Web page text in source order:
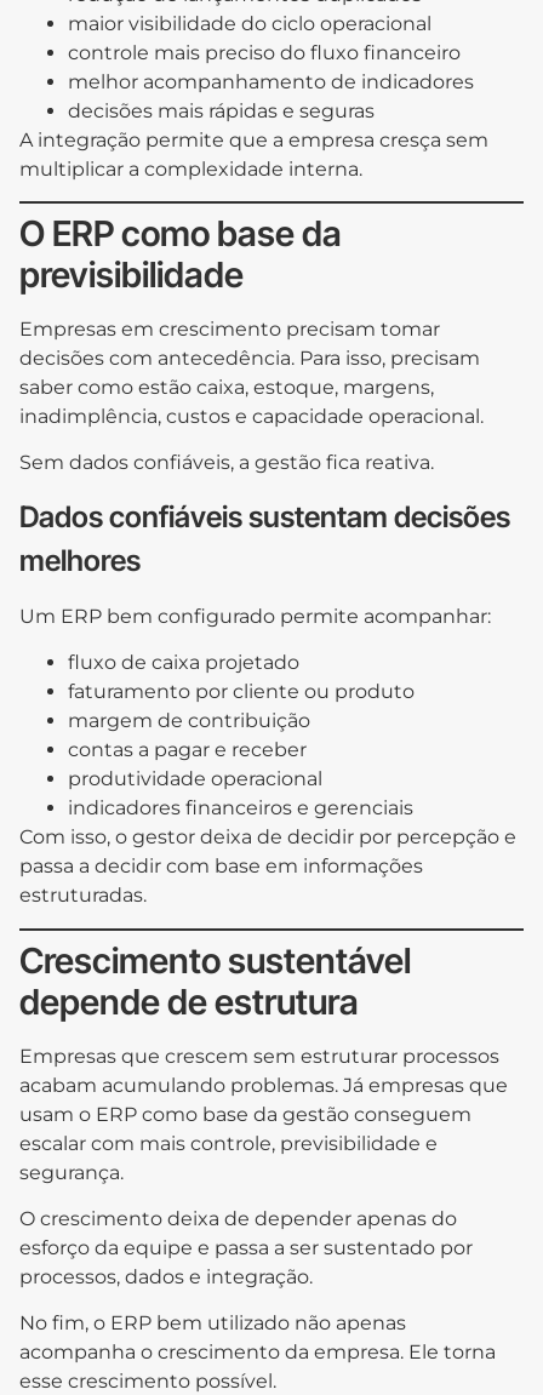
maior visibilidade do ciclo operacional
controle mais preciso do fluxo financeiro
melhor acompanhamento de indicadores
decisões mais rápidas e seguras
A integração permite que a empresa cresça sem
multiplicar a complexidade interna.
O ERP como base da
previsibilidade
Empresas em crescimento precisam tomar
decisões com antecedência. Para isso, precisam
saber como estão caixa, estoque, margens,
inadimplência, custos e capacidade operacional.
Sem dados confiáveis, a gestão fica reativa.
Dados confiáveis sustentam decisões
melhores
Um ERP bem configurado permite acompanhar:
fluxo de caixa projetado
faturamento por cliente ou produto
margem de contribuição
contas a pagar e receber
produtividade operacional
indicadores financeiros e gerenciais
Com isso, o gestor deixa de decidir por percepção e
passa a decidir com base em informações
estruturadas.
Crescimento sustentável
depende de estrutura
Empresas que crescem sem estruturar processos
acabam acumulando problemas. Já empresas que
usam o ERP como base da gestão conseguem
escalar com mais controle, previsibilidade e
segurança.
O crescimento deixa de depender apenas do
esforço da equipe e passa a ser sustentado por
processos, dados e integração.
No fim, o ERP bem utilizado não apenas
acompanha o crescimento da empresa. Ele torna
esse crescimento possível.